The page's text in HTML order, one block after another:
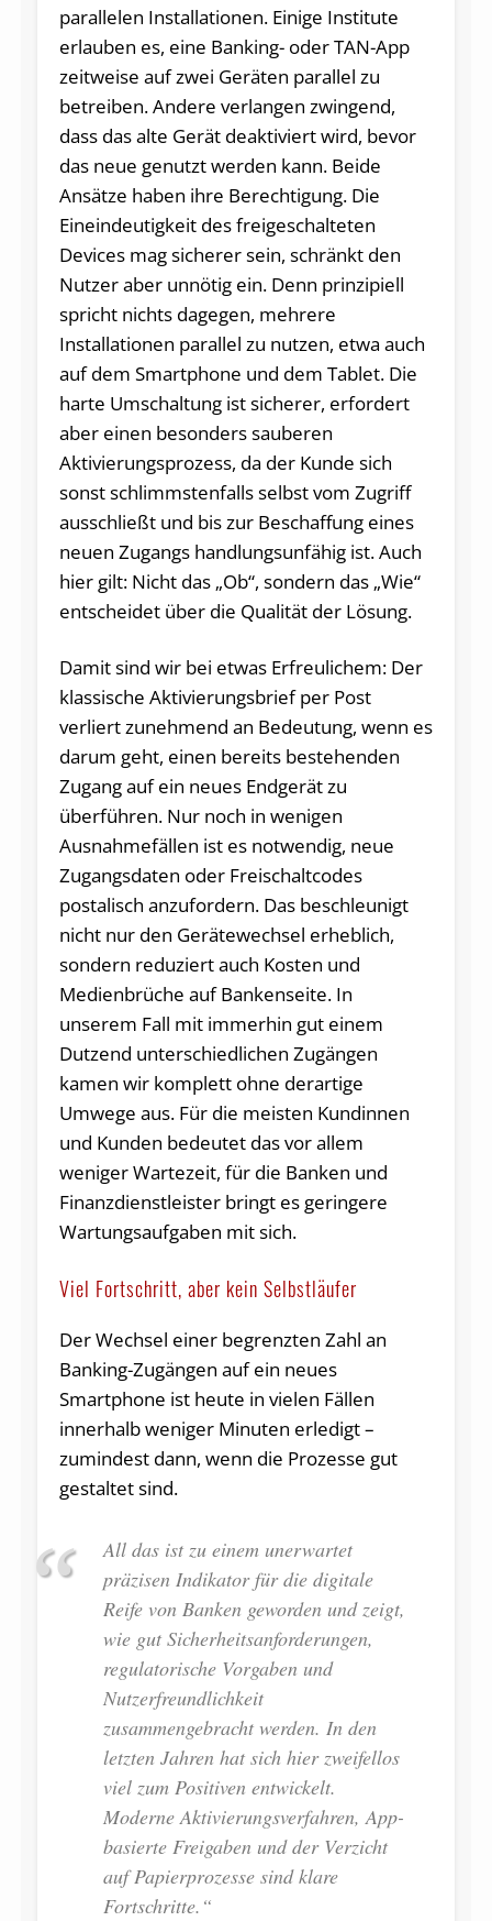
parallelen Installationen. Einige Institute
erlauben es, eine Banking- oder TAN-App
zeitweise auf zwei Geräten parallel zu
betreiben. Andere verlangen zwingend,
dass das alte Gerät deaktiviert wird, bevor
das neue genutzt werden kann. Beide
Ansätze haben ihre Berechtigung. Die
Eineindeutigkeit des freigeschalteten
Devices mag sicherer sein, schränkt den
Nutzer aber unnötig ein. Denn prinzipiell
spricht nichts dagegen, mehrere
Installationen parallel zu nutzen, etwa auch
auf dem Smartphone und dem Tablet. Die
harte Umschaltung ist sicherer, erfordert
aber einen besonders sauberen
Aktivierungsprozess, da der Kunde sich
sonst schlimmstenfalls selbst vom Zugriff
ausschließt und bis zur Beschaffung eines
neuen Zugangs handlungsunfähig ist. Auch
hier gilt: Nicht das „Ob“, sondern das „Wie“
entscheidet über die Qualität der Lösung.
Damit sind wir bei etwas Erfreulichem: Der
klassische Aktivierungsbrief per Post
verliert zunehmend an Bedeutung, wenn es
darum geht, einen bereits bestehenden
Zugang auf ein neues Endgerät zu
überführen. Nur noch in wenigen
Ausnahmefällen ist es notwendig, neue
Zugangsdaten oder Freischaltcodes
postalisch anzufordern. Das beschleunigt
nicht nur den Gerätewechsel erheblich,
sondern reduziert auch Kosten und
Medienbrüche auf Bankenseite. In
unserem Fall mit immerhin gut einem
Dutzend unterschiedlichen Zugängen
kamen wir komplett ohne derartige
Umwege aus. Für die meisten Kundinnen
und Kunden bedeutet das vor allem
weniger Wartezeit, für die Banken und
Finanzdienstleister bringt es geringere
Wartungsaufgaben mit sich.
Viel Fortschritt, aber kein Selbstläufer
Der Wechsel einer begrenzten Zahl an
Banking-Zugängen auf ein neues
Smartphone ist heute in vielen Fällen
innerhalb weniger Minuten erledigt –
zumindest dann, wenn die Prozesse gut
gestaltet sind.
All das ist zu einem unerwartet
präzisen Indikator für die digitale
Reife von Banken geworden und zeigt,
wie gut Sicherheitsanforderungen,
regulatorische Vorgaben und
Nutzerfreundlichkeit
zusammengebracht werden. In den
letzten Jahren hat sich hier zweifellos
viel zum Positiven entwickelt.
Moderne Aktivierungsverfahren, App-
basierte Freigaben und der Verzicht
auf Papierprozesse sind klare
Fortschritte.“